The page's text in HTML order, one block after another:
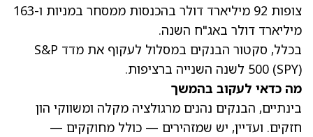
צופות 92 מיליארד דולר בהכנסות ממסחר במניות ו-163
מיליארד דולר באג"ח השנה.
בכלל, סקטור הבנקים במסלול לעקוף את מדד S&P
500 (SPY)
לשנה השנייה ברציפות.
מה כדאי לעקוב בהמשך
בינתיים, הבנקים נהנים מרגולציה מקלה ומשווקי הון
חזקים. ועדיין, יש שמזהירים — כולל מחוקקים —